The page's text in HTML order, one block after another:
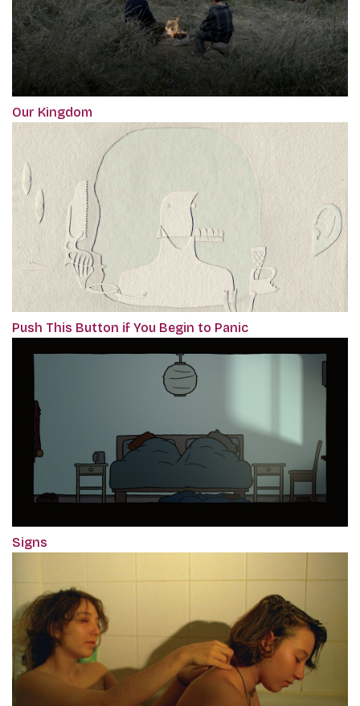
Our Kingdom
Push This Button if You Begin to Panic
Signs